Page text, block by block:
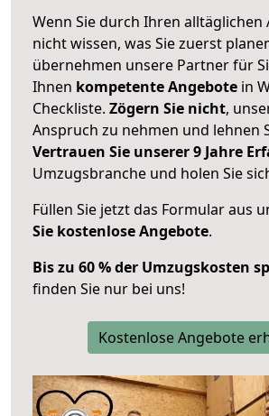
Wenn Sie durch Ihren alltäglichen
nicht wissen, was Sie zuerst
übernehmen unsere Partner für
Ihnen kompetente Angebote in
Checkliste. Zögern Sie nicht,
Anspruch zu nehmen und lehnen
Vertrauen Sie unserer 9 Jahre
Umzugsbranche und holen Sie
Füllen Sie jetzt das Formular aus
Sie kostenlose Angebote.
Bis zu 60 % der Umzugskosten
finden Sie nur bei uns!
Kostenlose Angebote